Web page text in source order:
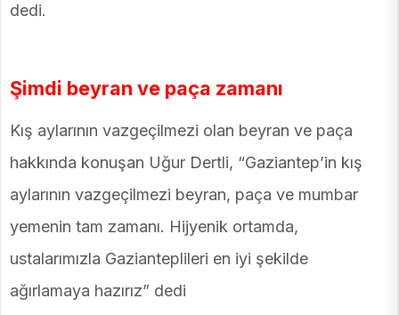
dedi.
Şimdi beyran ve paça zamanı
Kış aylarının vazgeçilmezi olan beyran ve paça
hakkında konuşan Uğur Dertli, “Gaziantep’in kış
aylarının vazgeçilmezi beyran, paça ve mumbar
yemenin tam zamanı. Hijyenik ortamda,
ustalarımızla Gazianteplileri en iyi şekilde
ağırlamaya hazırız” dedi